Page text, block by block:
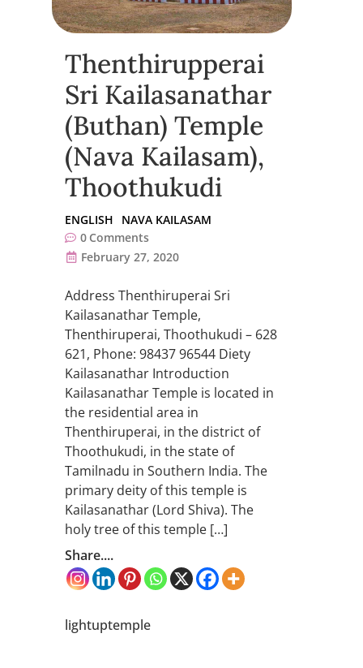
Thenthirupperai
Sri Kailasanathar
(Buthan) Temple
(Nava Kailasam),
Thoothukudi
ENGLISH
NAVA KAILASAM
0 Comments
February 27, 2020
Address Thenthiruperai Sri
Kailasanathar Temple,
Thenthiruperai, Thoothukudi – 628
621, Phone: 98437 96544 Diety
Kailasanathar Introduction
Kailasanathar Temple is located in
the residential area in
Thenthiruperai, in the district of
Thoothukudi, in the state of
Tamilnadu in Southern India. The
primary deity of this temple is
Kailasanathar (Lord Shiva). The
holy tree of this temple […]
Share....
lightuptemple